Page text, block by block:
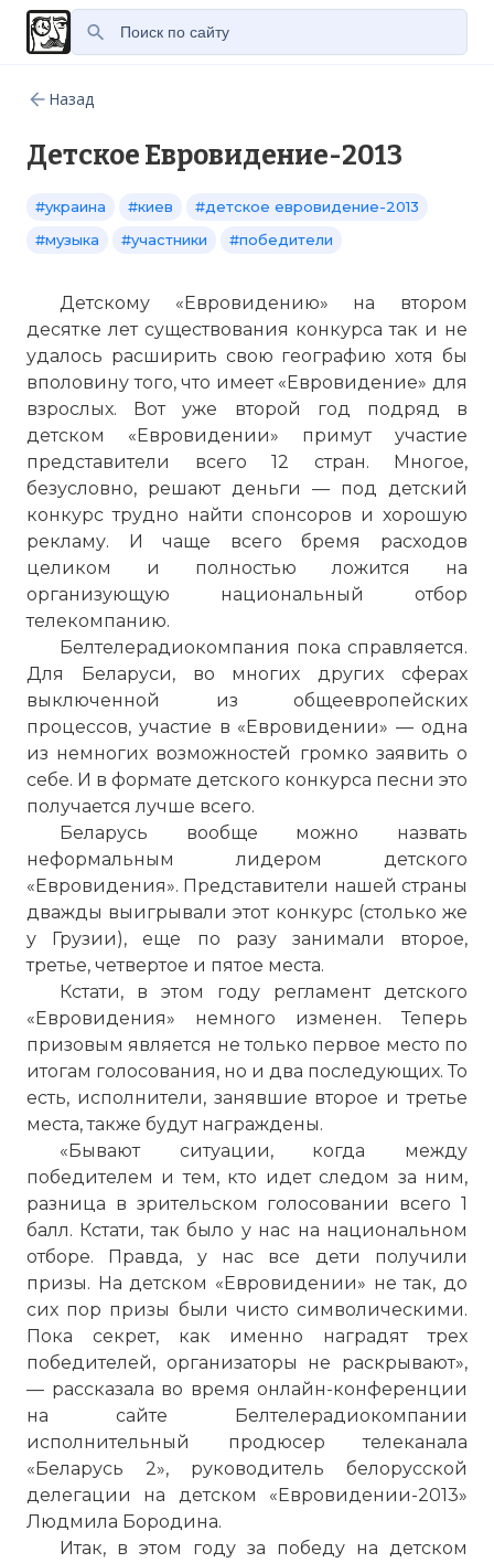
Назад
Детское Евровидение-2013
#украина #киев
#детское евровидение-2013
#музыка
#участники #победители
Детскому «Евровидению» на втором
десятке лет существования конкурса так и не
удалось расширить свою географию хотя бы
вполовину того, что имеет «Евровидение» для
взрослых. Вот уже второй год подряд в
детском «Евровидении» примут участие
представители всего 12 стран. Многое,
безусловно, решают деньги — под детский
конкурс трудно найти спонсоров и хорошую
рекламу. И чаще всего бремя расходов
целиком и полностью ложится на
организующую национальный отбор
телекомпанию.
Белтелерадиокомпания пока справляется.
Для Беларуси, во многих других сферах
выключенной из общеевропейских
процессов, участие в «Евровидении» — одна
из немногих возможностей громко заявить о
себе. И в формате детского конкурса песни это
получается лучше всего.
Беларусь вообще можно назвать
неформальным лидером детского
«Евровидения». Представители нашей страны
дважды выигрывали этот конкурс (столько же
у Грузии), еще по разу занимали второе,
третье, четвертое и пятое места.
Кстати, в этом году регламент детского
«Евровидения» немного изменен. Теперь
призовым является не только первое место по
итогам голосования, но и два последующих. То
есть, исполнители, занявшие второе и третье
места, также будут награждены.
«Бывают ситуации, когда между
победителем и тем, кто идет следом за ним,
разница в зрительском голосовании всего 1
балл. Кстати, так было у нас на национальном
отборе. Правда, у нас все дети получили
призы. На детском «Евровидении» не так, до
сих пор призы были чисто символическими.
Пока секрет, как именно наградят трех
победителей, организаторы не раскрывают»,
— рассказала во время онлайн-конференции
на сайте Белтелерадиокомпании
исполнительный продюсер телеканала
«Беларусь 2», руководитель белорусской
делегации на детском «Евровидении-2013»
Людмила Бородина.
Итак, в этом году за победу на детском